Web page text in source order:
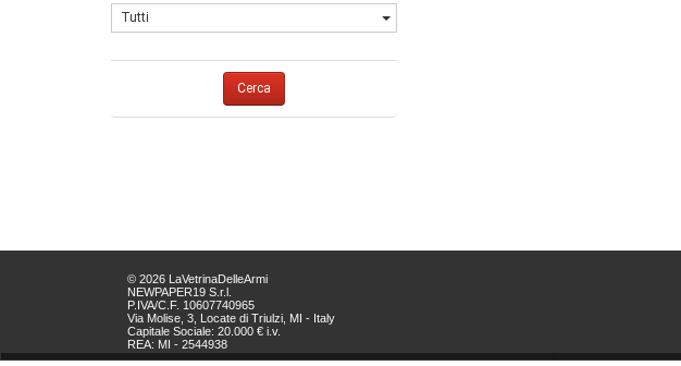
Tutti
Cerca
© 2026 LaVetrinaDelleArmi
NEWPAPER19 S.r.l.
P.IVA/C.F. 10607740965
Via Molise, 3, Locate di Triulzi, MI - Italy
Capitale Sociale: 20.000 € i.v.
REA: MI - 2544938